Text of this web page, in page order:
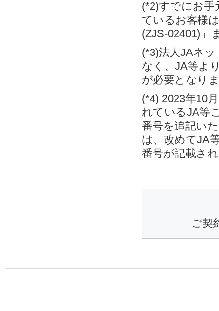
(*2)すでにお手
ているお客様
(ZJS-02401)」
(*3)法人JAネ
なく、JA等よ
が必要となり
(*4) 2023年10
れているJA等
番号を追記い
は、改めてJA
番号が記載さ
ご契